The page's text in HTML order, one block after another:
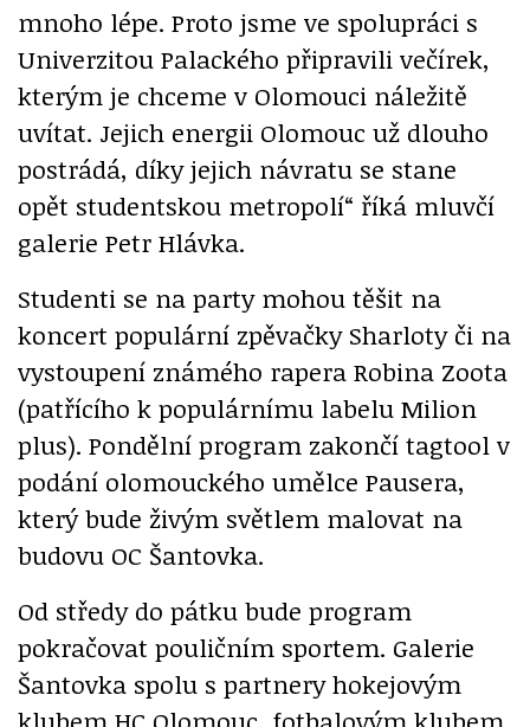
mnoho lépe. Proto jsme ve spolupráci s
Univerzitou Palackého připravili večírek,
kterým je chceme v Olomouci náležitě
uvítat. Jejich energii Olomouc už dlouho
postrádá, díky jejich návratu se stane
opět studentskou metropolí“ říká mluvčí
galerie Petr Hlávka.
Studenti se na party mohou těšit na
koncert populární zpěvačky Sharloty či na
vystoupení známého rapera Robina Zoota
(patřícího k populárnímu labelu Milion
plus). Pondělní program zakončí tagtool v
podání olomouckého umělce Pausera,
který bude živým světlem malovat na
budovu OC Šantovka.
Od středy do pátku bude program
pokračovat pouličním sportem. Galerie
Šantovka spolu s partnery hokejovým